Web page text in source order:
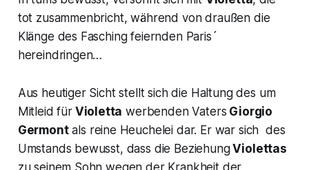
tot zusammenbricht, während von draußen die
Klänge des Fasching feiernden Paris´
hereindringen…
Aus heutiger Sicht stellt sich die Haltung des um
Mitleid fürVioletta werbenden Vaters Giorgio
Germont als reine Heuchelei dar. Er war sich des
Umstands bewusst, dass die BeziehungViolettas
zu seinem Sohn wegen der Krankheit der